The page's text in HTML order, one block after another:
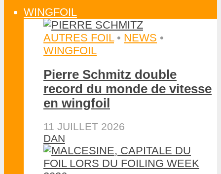
WINGFOIL
AUTRES FOIL • NEWS •
WINGFOIL
Pierre Schmitz double
record du monde de vitesse
en wingfoil
11 JUILLET 2026
DAN